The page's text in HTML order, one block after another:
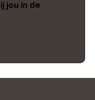
jou in de